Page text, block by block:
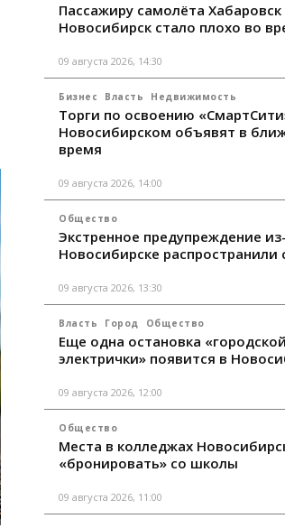
Пассажиру самолёта
Новосибирск стало плохо во
09 августа 2026, 14:30
Бизнес Власть Недвижимость
Торги по освоению
Новосибирском объявят в
время
09 августа 2026, 14:00
Общество
Экстренное предупреждение
Новосибирске распространили
09 августа 2026, 13:30
Власть Город Общество
Еще одна остановка «городской
электрички» появится в
09 августа 2026, 12:00
Общество
Места в колледжах
«бронировать» со школы
09 августа 2026, 11:00